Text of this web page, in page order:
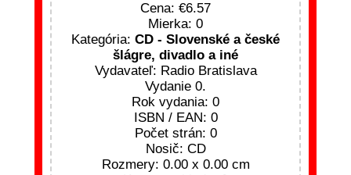
Cena:
6.57
Mierka: 0
Kategória: CD - Slovenské a české
šlágre, divadlo a iné
Vydavateľ: Radio Bratislava
Vydanie 0.
Rok vydania: 0
ISBN / EAN: 0
Počet strán: 0
Nosič: CD
Rozmery: 0.00 x 0.00 cm